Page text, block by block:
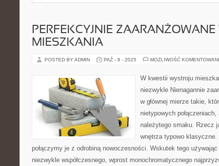
PERFEKCYJNIE
MIESZKANIA
POSTED BY ADMIN PAŹ - 9 - 2025 MOŻLIWOŚĆ
W kwestii wystroju
niezwykle Nienagannie
w głównej mierze takie,
nietypowych
należytego smaku. Rzecz
wnętrza typowo klasyczne.
połączymy je z odrobiną nowoczesności. Wskutek tego
niezwykle współczesnego, wprost monochromatycznego